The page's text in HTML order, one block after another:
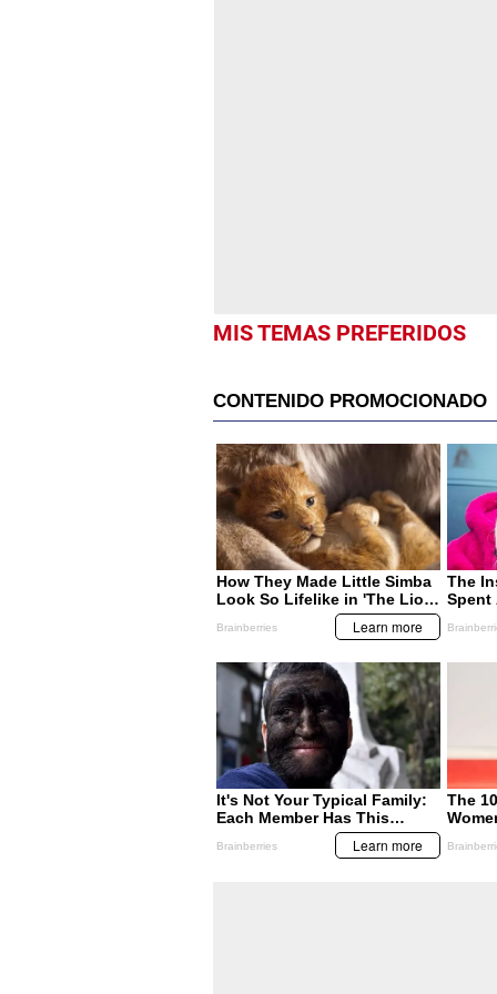
MIS TEMAS PREFERIDOS